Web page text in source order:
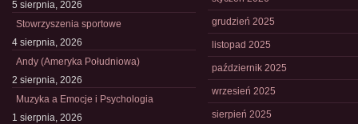
5 sierpnia, 2026
Stowrzyszenia sportowe
4 sierpnia, 2026
Andy (Ameryka Południowa)
2 sierpnia, 2026
Muzyka a Emocje i Psychologia
1 sierpnia, 2026
grudzień 2025
listopad 2025
październik 2025
wrzesień 2025
sierpień 2025